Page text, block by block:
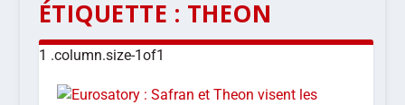
ÉTIQUETTE : THEON